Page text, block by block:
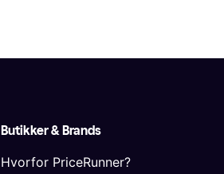
Butikker & Brands
Hvorfor PriceRunner?